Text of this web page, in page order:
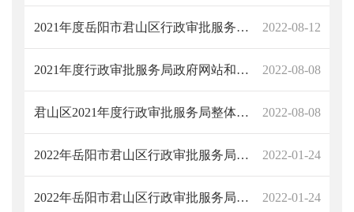
2021年度岳阳市君山区行政审批服务局部门决算说明 2022-08-12
2021年度行政审批服务局政府网站和电子政务外网运行维护费项目绩效评价自评报告 2022-08-08
君山区2021年度行政审批服务局整体支出绩效评价自评报告 2022-08-08
2022年岳阳市君山区行政审批服务局部门预算公开说明 2022-01-24
2022年岳阳市君山区行政审批服务局部门预算公开说明 2022-01-24